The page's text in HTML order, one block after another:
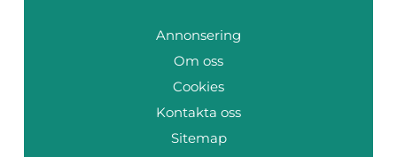
Annonsering
Om oss
Cookies
Kontakta oss
Sitemap